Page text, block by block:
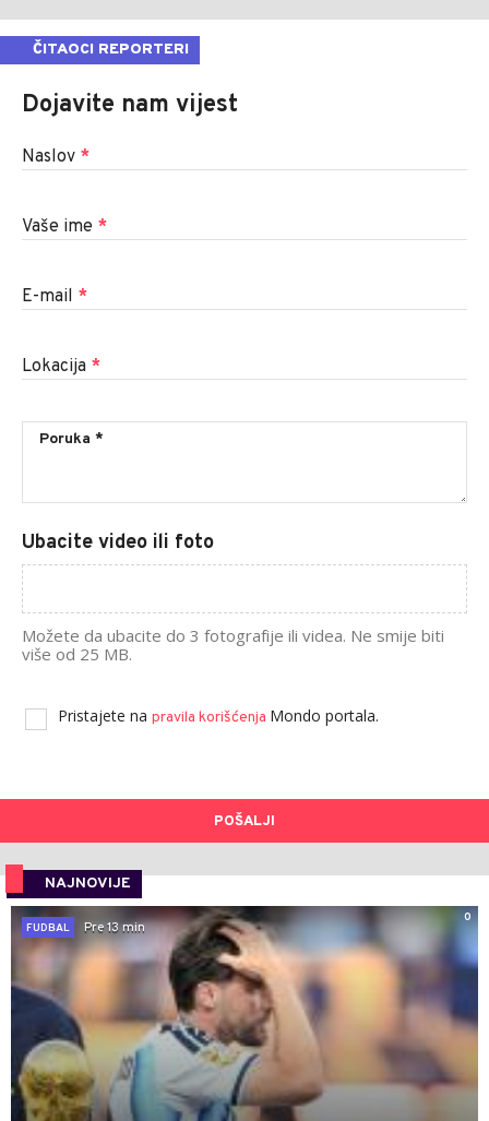
ČITAOCI REPORTERI
Dojavite nam vijest
Naslov *
Vaše ime *
E-mail *
Lokacija *
Ubacite video ili foto
Možete da ubacite do 3 fotografije ili videa. Ne smije biti
više od 25 MB.
Pristajete na pravila korišćenja Mondo portala.
POŠALJI
NAJNOVIJE
0
FUDBAL
Pre 13 min